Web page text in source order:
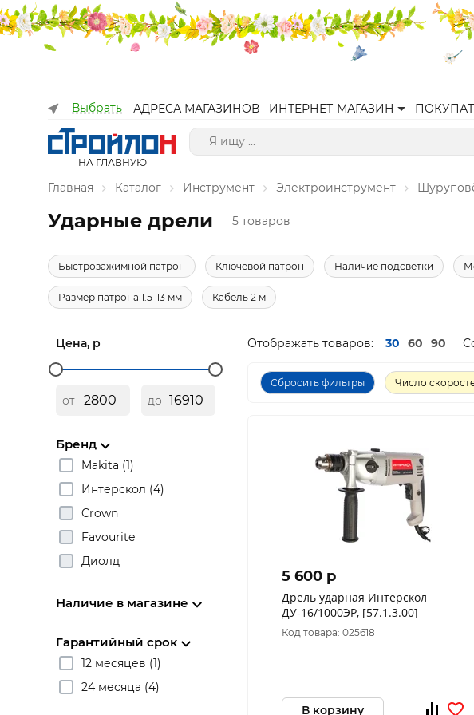
Выбрать АДРЕСА МАГАЗИНОВ ИНТЕРНЕТ-МАГАЗИН
НА ГЛАВНУЮ
Главная Каталог Инструмент Электроинструмент
Ударные дрели 5 товаров
Быстрозажимной патрон Ключевой патрон Наличие подсветки
Размер патрона 1.5-13 мм Кабель 2 м
Цена, р
от до
Бренд
Makita (1)
Интерскол (4)
Crown
Favourite
Диолд
Наличие в магазине
Гарантийный срок
12 месяцев (1)
24 месяца (4)
Отображать товаров: 30 60 90
Сбросить фильтры Число
5 600 p
Дрель ударная Интерскол
ДУ-16/1000ЭР, [57.1.3.00]
Код товара: 025618
В корзину